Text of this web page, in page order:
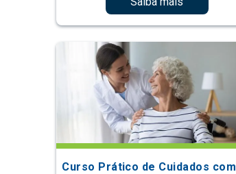
Curso Prático de Cuidados com